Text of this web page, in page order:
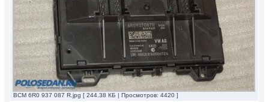
ВСМ 6R0 937 087 R.jpg [ 244.38 КБ | Просмотров: 4420 ]